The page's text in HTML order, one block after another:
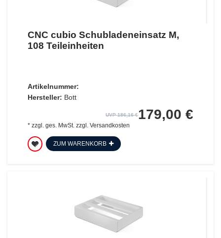
CNC cubio Schubladeneinsatz M,
108 Teileinheiten
Artikelnummer:
Hersteller: Bott
UVP 186,16 €179,00 €
* zzgl. ges. MwSt.zzgl. Versandkosten
ZUM WARENKORB